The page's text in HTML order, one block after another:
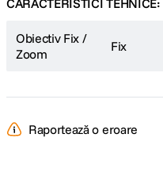
CARACTERISTICI TEHNICE:
Obiectiv Fix /
Zoom
Fix
Raportează o eroare